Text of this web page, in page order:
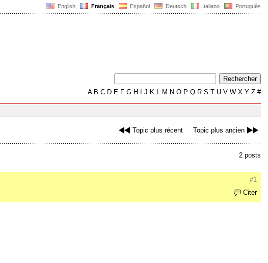
English Français Español Deutsch Italiano Português
AB C D E F G H J K L M N O P Q R S T U V W X Y Z #
Topic plus récent Topic plus ancien
2 posts
#1
Citer